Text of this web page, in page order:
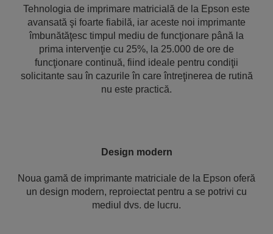
Tehnologia de imprimare matricială de la Epson este
avansată şi foarte fiabilă, iar aceste noi imprimante
îmbunătăţesc timpul mediu de funcţionare până la
prima intervenţie cu 25%, la 25.000 de ore de
funcţionare continuă, fiind ideale pentru condiţii
solicitante sau în cazurile în care întreţinerea de rutină
nu este practică.
Design modern
Noua gamă de imprimante matriciale de la Epson oferă
un design modern, reproiectat pentru a se potrivi cu
mediul dvs. de lucru.